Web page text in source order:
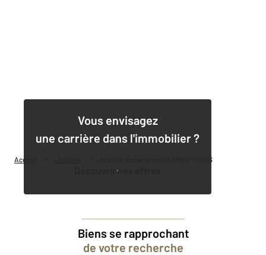
Accueil Location Appartement ARMENTIERES
Vous envisagez
une carrière dans l'immobilier ?
Découvrir nos offres
Biens se rapprochant
de votre recherche